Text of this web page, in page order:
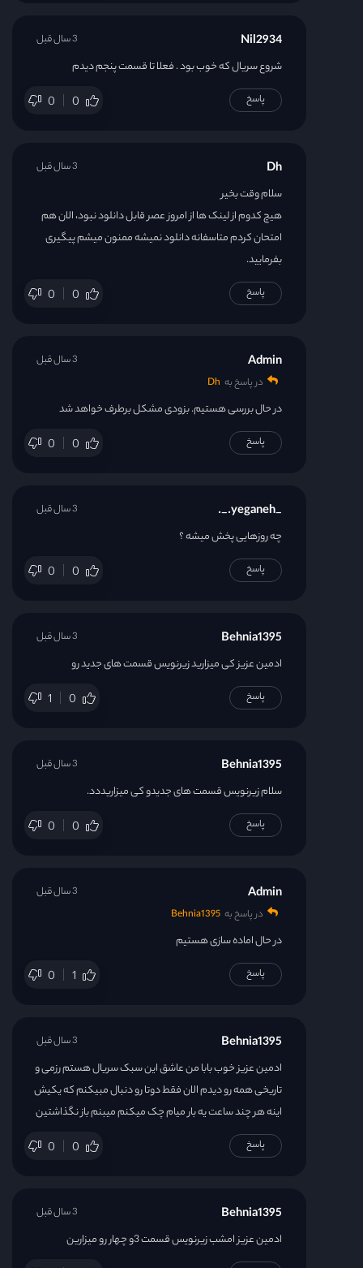
Nil2934
شروع سریال که خوب بود . فعلا تا قسمت پنجم دیدم
0 0
3 سال قبل
پاسخ
Dh
سلام وقت بخیر
هیچ کدوم از لینک ها از امروز عصر قابل دانلود نبود، الان هم
امتحان کردم متاسفانه دانلود نمیشه ممنون میشم پیگیری
بفرمایید.
0 0
3 سال قبل
پاسخ
Admin
در پاسخ به Dh
در حال بررسی هستیم. بزودی مشکل برطرف خواهد شد
0 0
3 سال قبل
پاسخ
_yeganeh._.
چه روزهایی پخش میشه ؟
0 0
3 سال قبل
پاسخ
Behnia1395
ادمین عزیز کی میزارید زیرنویس قسمت های جدید رو
1 0
3 سال قبل
پاسخ
Behnia1395
سلام زیرنویس قسمت های جدیدو کی میزاریددد.
0 0
3 سال قبل
پاسخ
Admin
در پاسخ به Behnia1395
در حال اماده سازی هستیم
0 1
3 سال قبل
پاسخ
Behnia1395
ادمین عزیز خوب بابا من عاشق این سبک سریال هستم رزمی و
تاریخی همه رو دیدم الان فقط دوتا رو دنبال مبیکنم که یکیش
اینه هر چند ساعت یه بار میام چک میکنم میبنم باز نگذاشتین
0 0
3 سال قبل
پاسخ
Behnia1395
ادمین عزیز امشب زیرنویس قسمت 3و چهار رو میزارین
3 سال قبل